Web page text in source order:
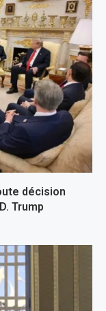
décision
Trump